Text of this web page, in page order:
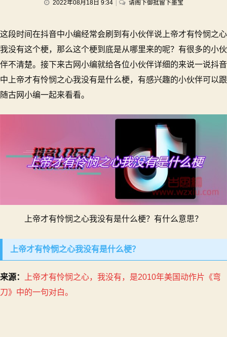
2022年08月18日 9:34 请阁下御批留下墨宝
才
有
悯
之
没
么
有
什
意
这段时间在抖音中小编经常会刷到有小伙伴说上帝才有怜悯之心
我没有这个梗，那么这个梗到底是从哪里来的呢？有很多的小伙
伴不清楚。接下来古网小编就给各位小伙伴详细的来说一说抖音
中上帝才有怜悯之心我没有是什么梗，有感兴趣的小伙伴可以跟
随古网小编一起来看看。
上帝才有怜悯之心我没有是什么梗？有什么意思？
上帝才有怜悯之心我没有是什么梗？
来源：
上帝才有怜悯之心，我没有，是2010年美国动作片《弯
刀》中的一句对白。